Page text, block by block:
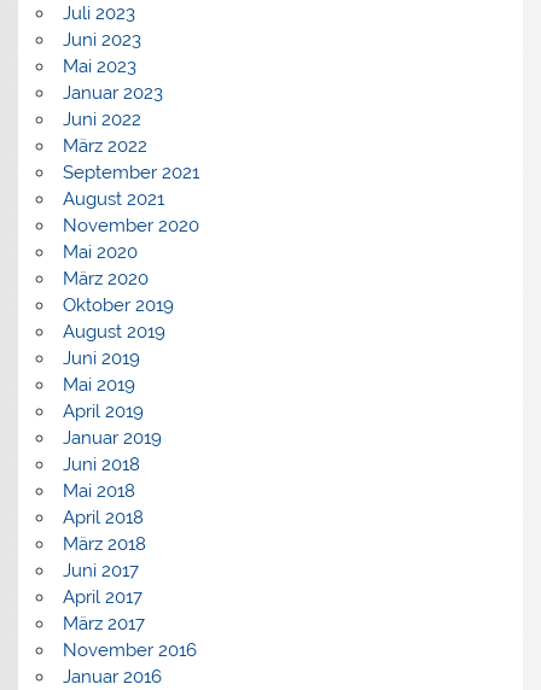
Juli 2023
Juni 2023
Mai 2023
Januar 2023
Juni 2022
März 2022
September 2021
August 2021
November 2020
Mai 2020
März 2020
Oktober 2019
August 2019
Juni 2019
Mai 2019
April 2019
Januar 2019
Juni 2018
Mai 2018
April 2018
März 2018
Juni 2017
April 2017
März 2017
November 2016
Januar 2016